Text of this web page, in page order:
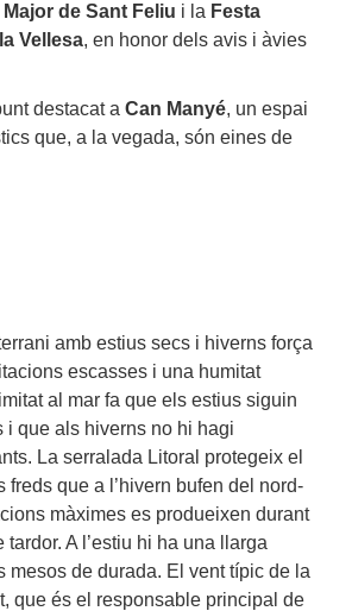
Major de Sant Feliu i la Festa
Vellesa, en honor dels avis i àvies
destacat a Can Manyé, un espai
que, a la vegada, són eines de
amb estius secs i hiverns força
escasses i una humitat
al mar fa que els estius siguin
i que als hiverns no hi hagi
La serralada Litoral protegeix el
freds que a l’hivern bufen del nord-
màximes es produeixen durant
tardor. A l’estiu hi ha una llarga
mesos de durada. El vent típic de la
que és el responsable principal de